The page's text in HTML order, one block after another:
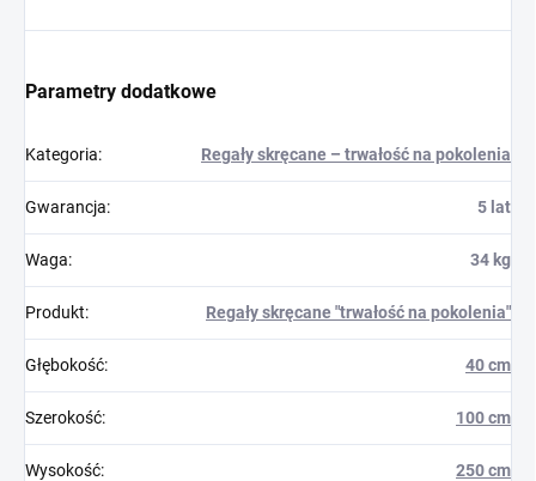
Parametry dodatkowe
Kategoria: Regały skręcane – trwałość na pokolenia
Gwarancja: 5 lat
Waga: 34 kg
Produkt: Regały skręcane "trwałość na pokolenia"
Głębokość: 40 cm
Szerokość: 100 cm
Wysokość: 250 cm